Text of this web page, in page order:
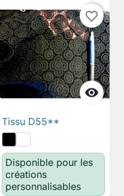

favorite_border
Tissu D55**
Disponible pour les
créations
personnalisables